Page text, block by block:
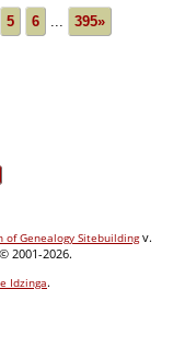
5 6 ... 395»
of Genealogy Sitebuildingv.
2001-2026.
Idzinga.